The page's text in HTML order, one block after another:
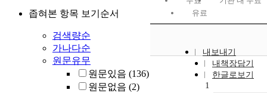
좁혀본 항목 보기순서
검색량순
가나다순
원문유무
원문있음 (136)
원문없음 (2)
유료
내보내기
내책장담기
한글로보기
1